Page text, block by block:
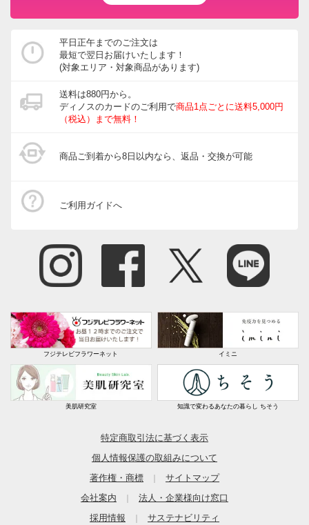
平日正午までのご注文は
最短で翌日お届けいたします！
(対象エリア・対象商品があります)
送料は880円から。
ディノスのカードのご利用で商品1点ごとに送料5,000円
（税込）まで無料！
商品ご到着から8日以内なら、返品・交換が可能
ご利用ガイドへ
フジテレビフラワーネット イミニ
美肌研究室 知識で変わるあなたの暮らし ちそう
特定商取引法に基づく表示
個人情報保護の取組みについて
著作権・商標
サイトマップ
会社案内
法人・企業様向け窓口
採用情報
サステナビリティ